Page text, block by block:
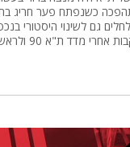
שקל נפדו